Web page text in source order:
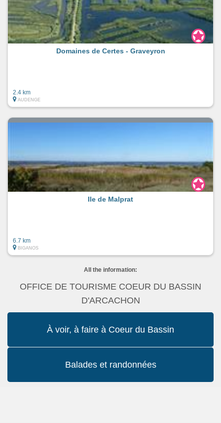
Domaines de Certes - Graveyron
2.4 km
AUDENGE
Ile de Malprat
6.7 km
BIGANOS
All the information:
OFFICE DE TOURISME COEUR DU BASSIN
D'ARCACHON
À voir, à faire à Coeur du Bassin
Balades et randonnées